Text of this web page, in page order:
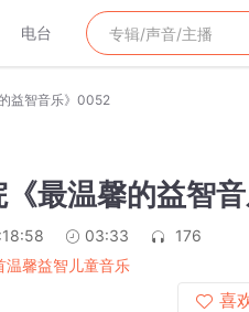
电台
益智音乐》0052
《最温馨的益智
03:33
176
温馨益智儿童音乐
喜